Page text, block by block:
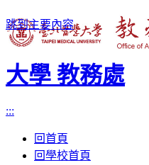
跳到主要內容
大學 教務處
:::
回首頁
回學校首頁